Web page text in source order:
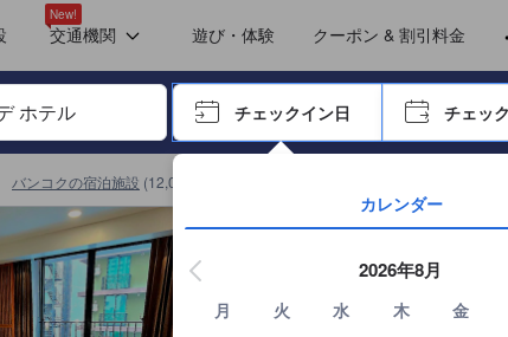
New!
交通機関 遊び・体験 クーポン & 割引料金
印キーやタブキーで進み、エンターキーを押して内容を確定して、検索
チェックイン日 チェッ
エンターキーを押して日付選択画面の操作を開
カレンダー
2026年8月
月 火 水 木 金
バンコクの宿泊施設 (12,048
- Non-Smoking)
- Smoking)
Bed - Smoking)
- Smoking)
Non-smoking)
Bed - Non-Smoking)
を終えたゲストから提供されています。実際の経験に基づい
高スコア
ア
における高スコア